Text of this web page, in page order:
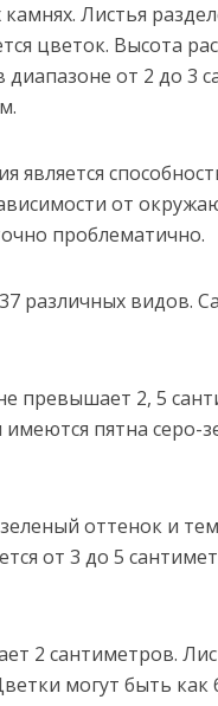
Листья
цветок. Высота
от 2 до 3
является
от
проблематично.
различных видов.
превышает 2, 5
пятна серо-
оттенок и
от 3 до 5
2 сантиметров.
могут быть